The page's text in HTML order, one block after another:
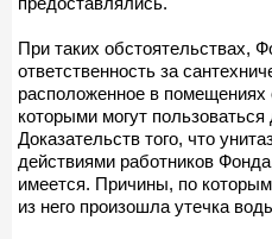
При таких обстоятельствах,
ответственность за
расположенное в помещениях
которыми могут пользоваться
Доказательств того, что
действиями работников
имеется. Причины, по
из него произошла утечка